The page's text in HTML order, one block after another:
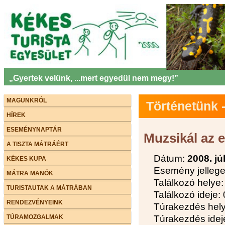
„Gyertek velünk, ...mert egyedül nem megy!”
MAGUNKRÓL
HÍREK
ESEMÉNYNAPTÁR
A TISZTA MÁTRÁÉRT
KÉKES KUPA
MÁTRA MANÓK
TURISTAUTAK A MÁTRÁBAN
RENDEZVÉNYEINK
TÚRAMOZGALMAK
Történetünk
Muzsikál az
Dátum: 2008.
Esemény
Találkozó
Találkozó ideje:
Túrakezdés
Túrakezdés